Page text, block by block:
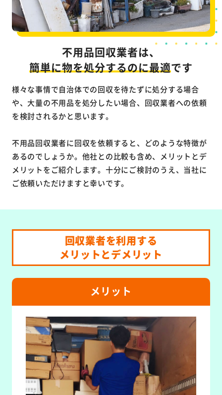
不用品回収業者は、
簡単に物を処分するのに最適です
様々な事情で自治体での回収を待たずに処分する場合
や、大量の不用品を処分したい場合、回収業者への依頼
を検討されるかと思います。
不用品回収業者に回収を依頼すると、どのような特徴が
あるのでしょうか。他社との比較も含め、メリットとデ
メリットをご紹介します。十分にご検討のうえ、当社に
ご依頼いただけますと幸いです。
回収業者を利用する
メリットとデメリット
メリット